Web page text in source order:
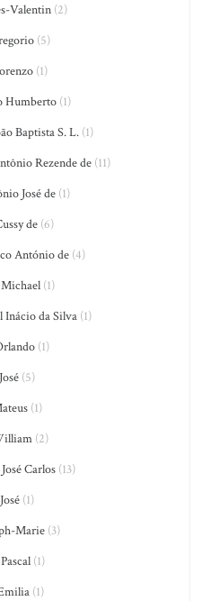
Valentin (2)
(5)
(1)
Humberto(1)
Baptista S. L.(1)
Rezende de (11)
José de (1)
de (6)
António de (4)
(1)
Inácio da Silva(1)
(1)
(5)
(1)
(2)
Carlos (13)
(1)
Marie (3)
(1)
(1)